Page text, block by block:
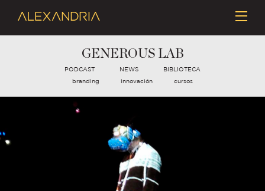
GENEROUS LAB
PODCAST NEWS BIBLIOTECA
branding innovación cursos